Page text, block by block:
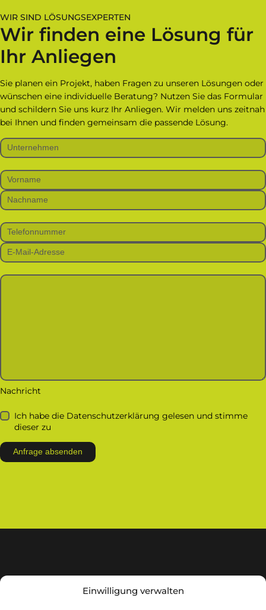
Einwilligung verwalten
WIR SIND LÖSUNGSEXPERTEN
Wir finden eine Lösung für
Ihr Anliegen
Sie planen ein Projekt, haben Fragen zu unseren Lösungen oder
wünschen eine individuelle Beratung? Nutzen Sie das Formular
und schildern Sie uns kurz Ihr Anliegen. Wir melden uns zeitnah
bei Ihnen und finden gemeinsam die passende Lösung.
lasse dieses Feld leer.
Nachricht
Ich habe die Datenschutzerklärung gelesen und stimme
dieser zu